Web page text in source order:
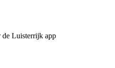
de Luisterrijk app